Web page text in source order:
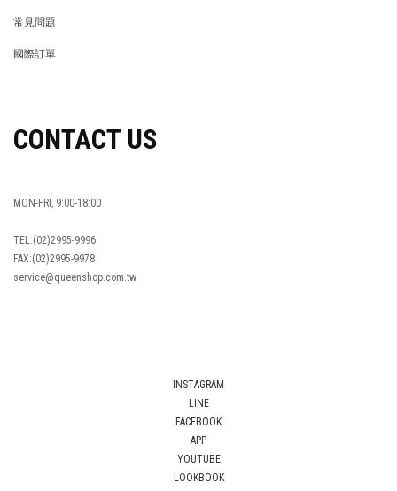
常見問題
國際訂單
CONTACT US
MON-FRI, 9:00-18:00
TEL:(02)2995-9996
FAX:(02)2995-9978
service@queenshop.com.tw
INSTAGRAM
LINE
FACEBOOK
APP
YOUTUBE
LOOKBOOK